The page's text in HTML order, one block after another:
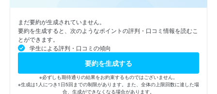
まだ要約が生成されていません。
要約を生成すると、次のようなポイントの評判・口コミ情報を読むこ
とができます。
学生による評判・口コミの傾向
要約を生成する
※必ずしも期待通りの結果をお約束するものではございません。
※生成は1人につき1日5回までの制限があります。また、全体の上限回数に達した場
合、生成ができなくなる場合があります。